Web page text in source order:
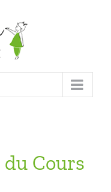
Cours